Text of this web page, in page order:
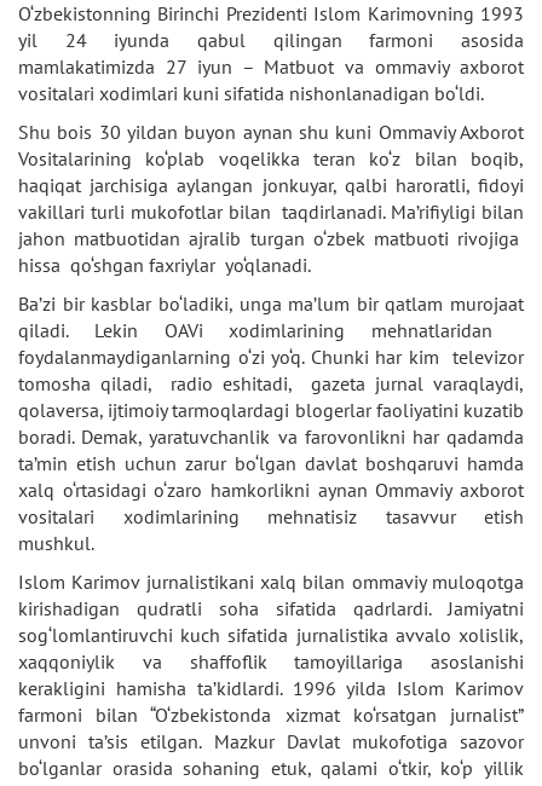
O‘zbekistonning Birinchi Prezidenti Islom Karimovning 1993
yil 24 iyunda qabul qilingan farmoni asosida
mamlakatimizda 27 iyun – Matbuot va ommaviy axborot
vositalari xodimlari kuni sifatida nishonlanadigan bo‘ldi.
Shu bois 30 yildan buyon aynan shu kuni Ommaviy Axborot
Vositalarining ko‘plab voqelikka teran ko‘z bilan boqib,
haqiqat jarchisiga aylangan jonkuyar, qalbi haroratli, fidoyi
vakillari turli mukofotlar bilan taqdirlanadi. Ma’rifiyligi bilan
jahon matbuotidan ajralib turgan o‘zbek matbuoti rivojiga
hissa qo‘shgan faxriylar yo‘qlanadi.
Ba’zi bir kasblar bo‘ladiki, unga ma’lum bir qatlam murojaat
qiladi. Lekin OAVi xodimlarining mehnatlaridan
foydalanmaydiganlarning o‘zi yo‘q. Chunki har kim televizor
tomosha qiladi, radio eshitadi, gazeta jurnal varaqlaydi,
qolaversa, ijtimoiy tarmoqlardagi blogerlar faoliyatini kuzatib
boradi. Demak, yaratuvchanlik va farovonlikni har qadamda
ta’min etish uchun zarur bo‘lgan davlat boshqaruvi hamda
xalq o‘rtasidagi o‘zaro hamkorlikni aynan Ommaviy axborot
vositalari xodimlarining mehnatisiz tasavvur etish
mushkul.
Islom Karimov jurnalistikani xalq bilan ommaviy muloqotga
kirishadigan qudratli soha sifatida qadrlardi. Jamiyatni
sog‘lomlantiruvchi kuch sifatida jurnalistika avvalo xolislik,
xaqqoniylik va shaffoflik tamoyillariga asoslanishi
kerakligini hamisha ta’kidlardi. 1996 yilda Islom Karimov
farmoni bilan “O‘zbekistonda xizmat ko‘rsatgan jurnalist”
unvoni ta’sis etilgan. Mazkur Davlat mukofotiga sazovor
bo‘lganlar orasida sohaning etuk, qalami o‘tkir, ko‘p yillik